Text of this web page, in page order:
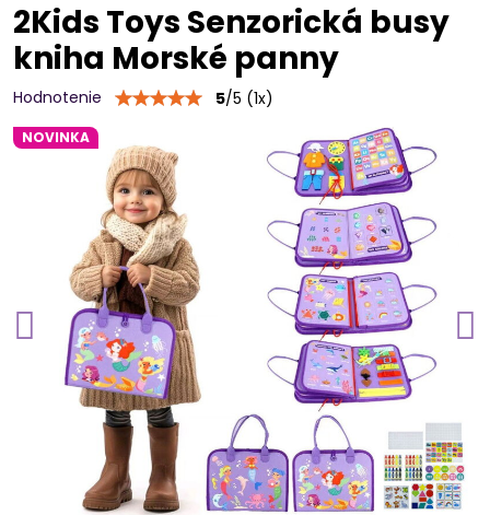
NOVINKA
2Kids Toys Senzorická busy
kniha Morské panny
Hodnotenie 5/5 (1x)